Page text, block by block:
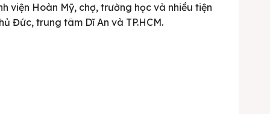
viện Hoàn Mỹ, chợ, trường học và nhiều tiện
Đức, trung tâm Dĩ An và TP.HCM.